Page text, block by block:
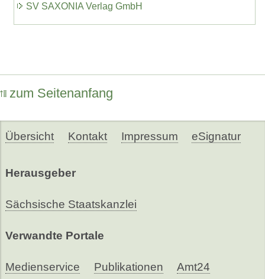
SV SAXONIA Verlag GmbH
zum Seitenanfang
Übersicht Kontakt Impressum eSignatur
Herausgeber
Sächsische Staatskanzlei
Verwandte Portale
Medienservice Publikationen Amt24